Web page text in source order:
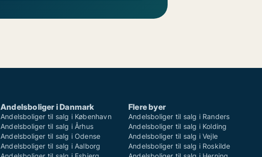
Andelsboliger i Danmark
Andelsboliger til salg i København
Andelsboliger til salg i Århus
Andelsboliger til salg i Odense
Andelsboliger til salg i Aalborg
Flere byer
Andelsboliger til salg i Randers
Andelsboliger til salg i Kolding
Andelsboliger til salg i Vejle
Andelsboliger til salg i Roskilde